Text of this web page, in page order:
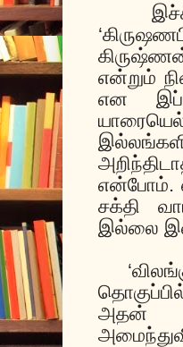
என்றும்
என
என்போம்.
சக்தி
இல்லை
அதன்